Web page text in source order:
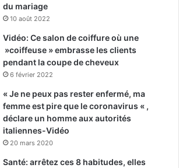
du mariage
10 août 2022
Vidéo: Ce salon de coiffure où une
»coiffeuse » embrasse les clients
pendant la coupe de cheveux
6 février 2022
« Je ne peux pas rester enfermé, ma
femme est pire que le coronavirus « ,
déclare un homme aux autorités
italiennes-Vidéo
20 mars 2020
Santé: arrêtez ces 8 habitudes, elles